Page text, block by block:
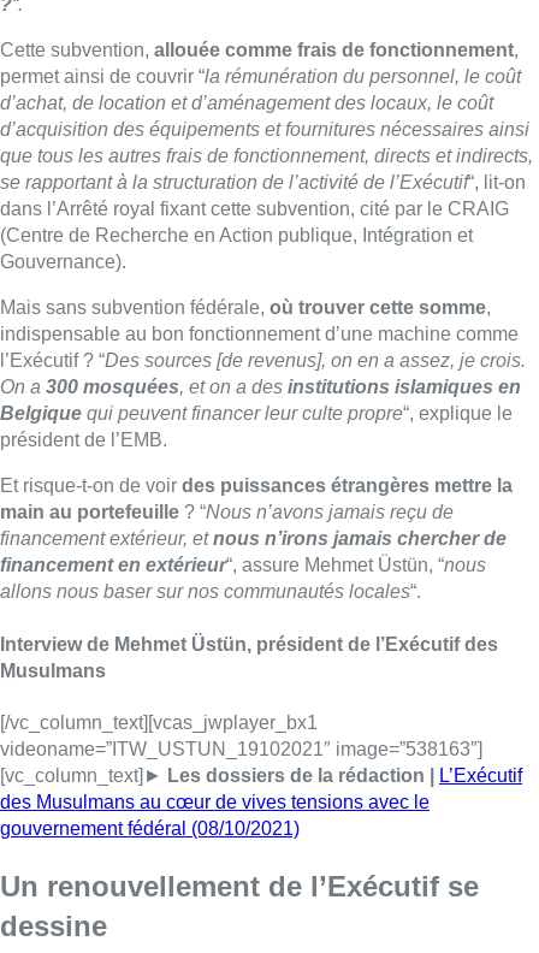
indispensable au bon fonctionnement d’une machine comme
l’Exécutif ? “
Des sources [de revenus], on en a assez, je crois.
300 mosquées , et on a desinstitutions islamiques en
Belgiquequi peuvent financer leur culte propre
“, explique le
président de l’EMB.
Et risque-t-on de voirdes puissances étrangères mettre la
main au portefeuille? “Nous n’avons jamais reçu de
financement extérieur, etnous n’irons jamais chercher de
financement en extérieur“, assure Mehmet Üstün, “nous
allons nous baser sur nos communautés locales
Interview de Mehmet Üstün, président de l’Exécutif des
Musulmans
[/vc_column_text][vcas_jwplayer_bx1
videoname=”ITW_USTUN_19102021″ image=”538163″]
[vc_column_text]►
des Musulmans au cœur de vives tensions avec le
gouvernement fédéral (08/10/2021)
Un renouvellement de l’Exécutif se
dessine
L’Exécutif des Musulmans a également annoncé, ce mardi,
notamment attendue par le ministère de la Justice, qui négocie
un renouvellement complet de l’EMB à la demande du
gouvernement, inquiet de soucis de transparence et
d’ingérences étrangères. Et ce alors que
trois membres ont
saisi le tribunal de l’entrepriseafin de demander la
désignation d’un administrateur provisoire.
► Article |Des membres de l’Exécutif des Musulmans
dénoncent l’absence d’élection et vont devant le tribunal de